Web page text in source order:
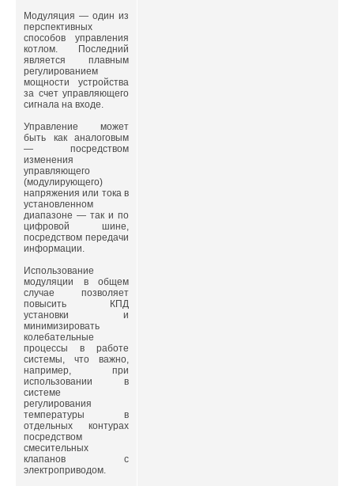
Модуляция — один из
перспективных
способов управления
котлом. Последний
является плавным
регулированием
мощности устройства
за счет управляющего
сигнала на входе.
Управление может
быть как аналоговым
— посредством
изменения
управляющего
(модулирующего)
напряжения или тока в
установленном
диапазоне — так и по
цифровой шине,
посредством передачи
информации.
Использование
модуляции в общем
случае позволяет
повысить КПД
установки и
минимизировать
колебательные
процессы в работе
системы, что важно,
например, при
использовании в
системе
регулирования
температуры в
отдельных контурах
посредством
смесительных
клапанов с
электроприводом.